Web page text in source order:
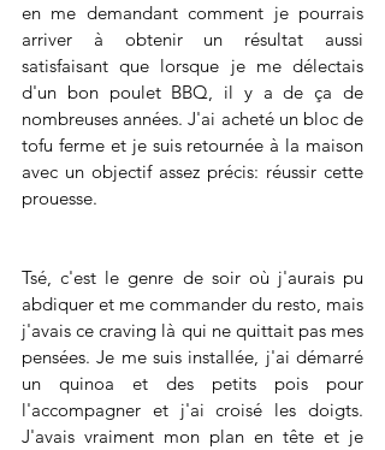
en me demandant comment je pourrais
arriver à obtenir un résultat aussi
satisfaisant que lorsque je me délectais
d'un bon poulet BBQ, il y a de ça de
nombreuses années. J'ai acheté un bloc de
tofu ferme et je suis retournée à la maison
avec un objectif assez précis: réussir cette
prouesse.
Tsé, c'est le genre de soir où j'aurais pu
abdiquer et me commander du resto, mais
j'avais ce craving là qui ne quittait pas mes
pensées. Je me suis installée, j'ai démarré
un quinoa et des petits pois pour
l'accompagner et j'ai croisé les doigts.
J'avais vraiment mon plan en tête et je